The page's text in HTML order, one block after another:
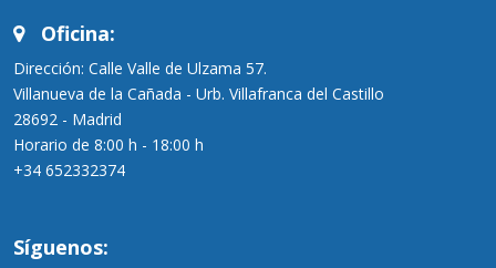
Oficina:
Dirección: Calle Valle de Ulzama 57.
Villanueva de la Cañada - Urb. Villafranca del Castillo
28692 - Madrid
Horario de 8:00 h - 18:00 h
+34 652332374
Síguenos: